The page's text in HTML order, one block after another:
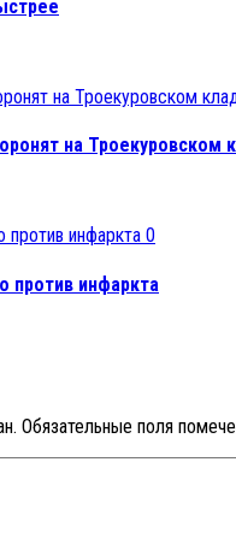
на Троекуровском
0
против инфаркта
Обязательные поля